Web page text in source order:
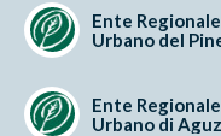
Ente
Urbano del
Ente
Urbano di